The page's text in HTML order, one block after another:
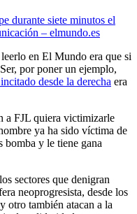
durante siete minutos el
– elmundo.es
en El Mundo era que si
por poner un ejemplo,
desde la derecha era
a FJL quiera victimizarle
ya ha sido víctima de
bomba y le tiene gana
sectores que denigran
neoprogresista, desde los
otro también atacan a la